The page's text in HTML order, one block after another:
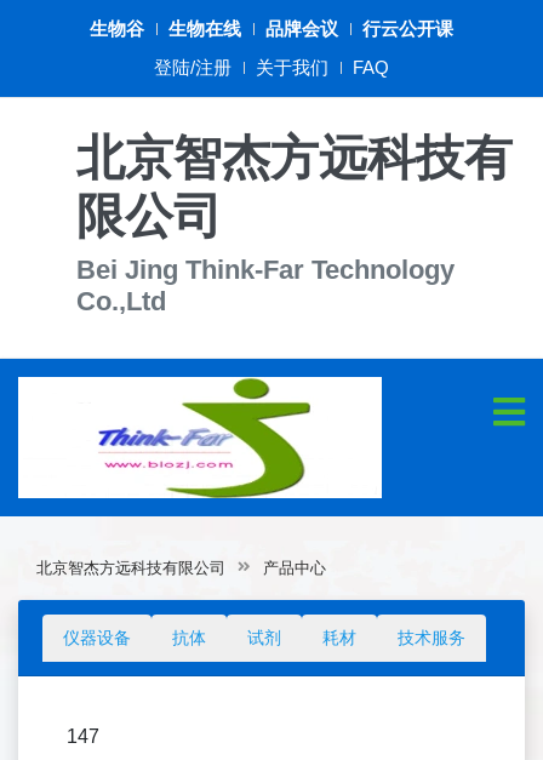
生物谷 生物在线 品牌会议
行云公开课
登陆/注册
关于我们 FAQ
北京智杰方远科技有
限公司
Bei Jing Think-Far Technology
Co.,Ltd
北京智杰方远科技有限公司 产品中心
仪器设备 抗体 试剂 耗材 技术服务
147